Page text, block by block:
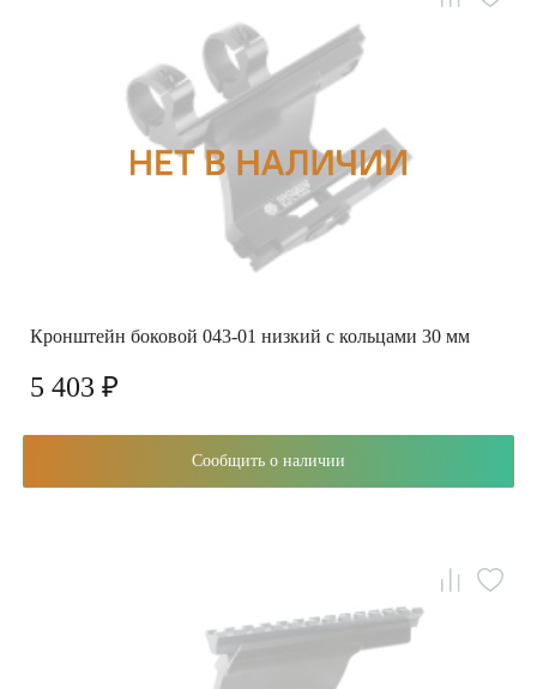
Кронштейн боковой 043-01 низкий с кольцами 30 мм
5 403 ₽
Сообщить о наличии